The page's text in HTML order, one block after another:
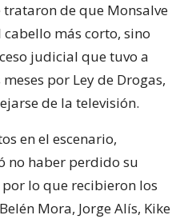
trataron de que Monsalve
más corto, sino
judicial que tuvo a
por Ley de Drogas,
de la televisión.
en el escenario,
no haber perdido su
lo que recibieron los
Mora, Jorge Alís, Kike